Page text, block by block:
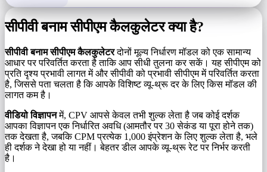
सीपीवी बनाम सीपीएम कैलकुलेटर क्या है?
सीपीवी बनाम सीपीएम कैलकुलेटरदोनों मूल्य निर्धारण मॉडल को एक सामान्य
आधार पर परिवर्तित करता है ताकि आप सीधी तुलना कर सकें। यह सीपीएम को
प्रति दृश्य प्रभावी लागत में और सीपीवी को प्रभावी सीपीएम में परिवर्तित करता
है, जिससे पता चलता है कि आपके विशिष्ट व्यू-थ्रू दर के लिए किस मॉडल की
लागत कम है।
वीडियो विज्ञापनमें, CPV आपसे केवल तभी शुल्क लेता है जब कोई दर्शक
आपका विज्ञापन एक निर्धारित अवधि (आमतौर पर 30 सेकंड या पूरा होने तक)
तक देखता है, जबकि CPM प्रत्येक 1,000 इंप्रेशन के लिए शुल्क लेता है, भले
ही दर्शक ने देखा हो या नहीं। बेहतर डील आपके व्यू-थ्रू रेट पर निर्भर करती
है।